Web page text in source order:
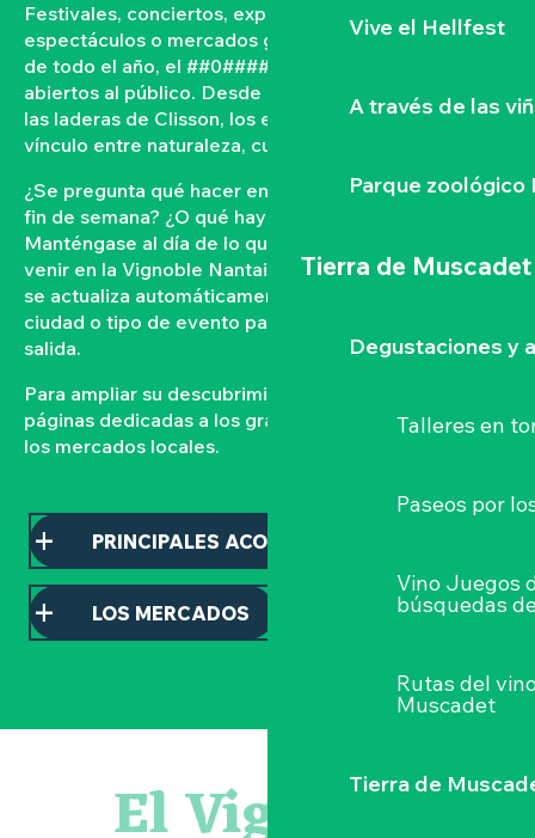
Vive el Hellfest
A través de las
Parque zoológico
Tierra de Muscadet
Degustaciones y
Talleres en
Paseos por
Vino Juegos
búsquedas
Rutas del
Muscadet
Tierra de
Festivales, conciertos, exposiciones, vendimias,
espectáculos o mercados gastronómicos… A lo largo
de todo el año, el ##0#### vive con acontecimientos
abiertos al público. Desde las orillas del Loira hasta
las laderas de Clisson, los eventos tejen un fuerte
vínculo entre naturaleza, cultura y convivencia.
¿Se pregunta qué hacer en el Vignoble Nantais este
fin de semana? ¿O qué hay en la agenda de Clisson?
Manténgase al día de lo que ocurre y lo que está por
venir en la Vignoble Nantais con nuestra agenda que
se actualiza automáticamente. Filtre por fecha,
ciudad o tipo de evento para organizar su próxima
salida.
Para ampliar su descubrimiento, consulte nuestras
páginas dedicadas a los grandes acontecimientos y a
los mercados locales.
PRINCIPALES ACONTECIMIENTOS
LOS MERCADOS
Visite guidée « Histoire d'un jardin pittoresque »
« Veduta, les palais oubliés d'Italie » Thomas Jorion
El Vignoble